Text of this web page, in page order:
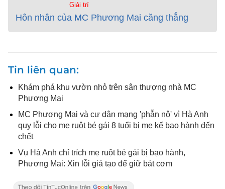
Giải trí
Hôn nhân của MC Phương Mai căng thẳng
Tin liên quan
Khám phá khu vườn nhỏ trên sân thượng nhà MC
Phương Mai
MC Phương Mai và cư dân mạng 'phẫn nộ' vì Hà Anh
quy lỗi cho mẹ ruột bé gái 8 tuổi bị mẹ kế bạo hành đến
chết
Vụ Hà Anh chỉ trích mẹ ruột bé gái bị bạo hành,
Phương Mai: Xin lỗi giả tạo để giữ bát cơm